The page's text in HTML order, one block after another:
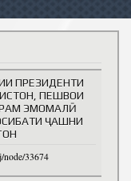
ПРЕЗИДЕНТИ
ПЕШВОИ
ЭМОМАЛӢ
ҶАШНИ
node/33674